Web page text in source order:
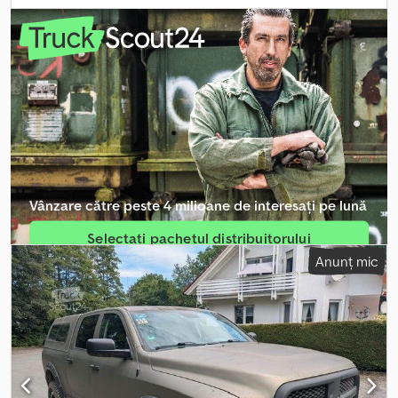
consum de combustibil (extraurban):9,6 l/100 km, consum de
combustibil (combinat):12,8 l/100 km, Emisii de CO₂:352 g/km,
clasă de emisii:Euro 6, eficiență energetică:G, culoare: negru ,
număr de locuri:5, An de fabricație: 2024, Dotări:ABS, aer
condiționat, airbag, computer de bord, controlul tracțiunii,
cuplaj remorcă, pilot automat de viteză, program electronic de
stabilitate (ESP), proiectoare de ceață, senzori de parcare,
servodirecție, sistem de imobilizare, sistem de navigație,
tracțiune integrală, închidere centralizată, încălzire scaun,
Dodge RAM 1500 Longhorn Crew Cab CARACTERISTICI TEHNICE
PRINCIPALE • Motor V8 HEMI® de 5,7L • Transmisie automată cu 8
trepte 8HP75 • Tracțiune integrală (AWD) • Suspensie pneumatică
• Frâne pe disc pentru toate cele patru roți cu sistem antiblocare
(ABS) • Sistem de avertizare pentru unghi mort și trafic transversal
• Tempomat adaptiv cu funcție Stop & Go • Asistent activ de
frânare de urgență cu detectare pietoni • Asistent de parcare
longitudinală și transversală cu funcție stop • Asistent de frânare
suplimentar cu asistent de menținere a benzii • Acces și pornire
fără cheie CARACTERISTICI INTERIOR • Sistem Infotainment
Uconnect® 5 cu Apple CarPlay® și Android Auto™ • Ecran tactil
de 12 inch cu navigație europeană • Sistem premium audio
Vânzare către peste 4 milioane de interesați pe lună
Selectați pachetul distribuitorului
Creați anunț individual
Anunț mic